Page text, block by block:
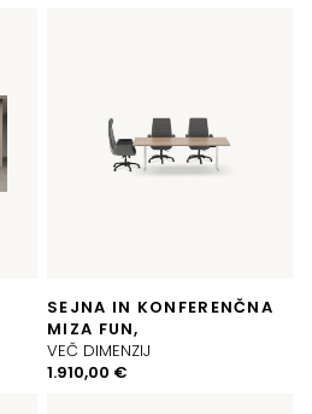
SEJNA IN KONFERENČNA
MIZA FUN,
VEČ DIMENZIJ
1.910,00 €